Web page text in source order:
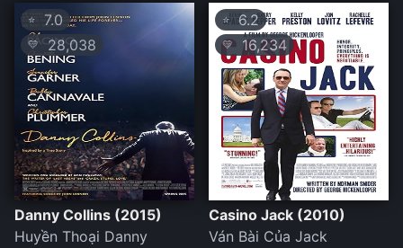
⭐ 7.0
💛28,038
Danny Collins (2015)
Huyền Thoại Danny
⭐6.2
💛16,234
Casino Jack (2010)
Ván Bài Của Jack